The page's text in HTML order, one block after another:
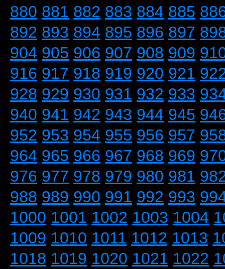
880 881 882 883 884 885
892 893 894 895 896 897
904 905 906 907 908 909
916 917 918 919 920 921
928 929 930 931 932 933
940 941 942 943 944 945
952 953 954 955 956 957
964 965 966 967 968 969
976 977 978 979 980 981
988 989 990 991 992 993
1000 1001 1002 1003 1004
1009 1010 1011 1012 1013
1018 1019 1020 1021 1022